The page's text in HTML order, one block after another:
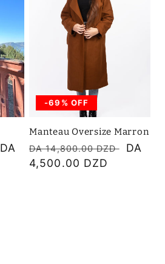
Prix
soldé
DA
-69% OFF
Manteau Oversize Marron
Prix
habituel
DA 14,800.00 DZD
Prix
DA
4,500.00 DZD